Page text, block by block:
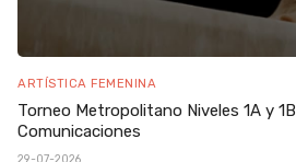
ARTÍSTICA FEMENINA
Torneo Metropolitano Niveles 1A y
Comunicaciones